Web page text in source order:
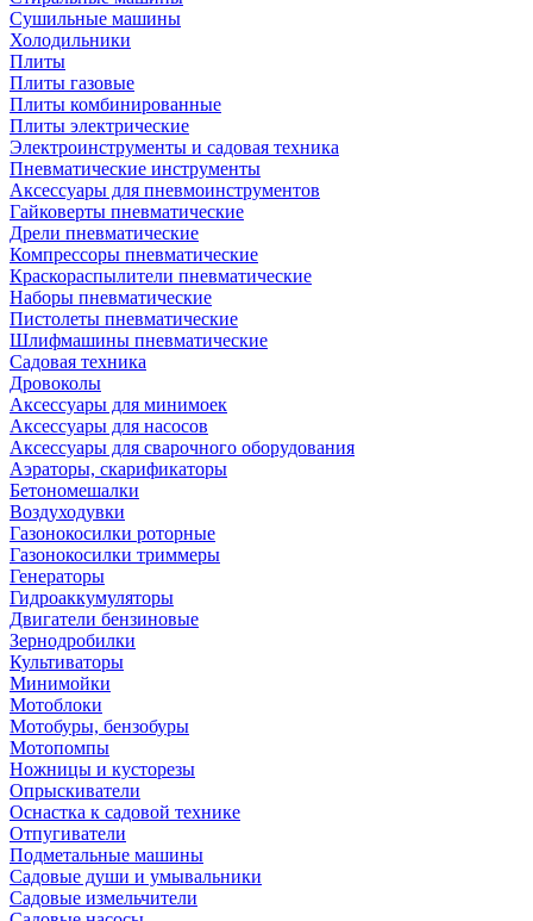
Сушильные машины
Холодильники
Плиты
Плиты газовые
Плиты комбинированные
Плиты электрические
Электроинструменты и садовая техника
Пневматические инструменты
Аксессуары для пневмоинструментов
Гайковерты пневматические
Дрели пневматические
Компрессоры пневматические
Краскораспылители пневматические
Наборы пневматические
Пистолеты пневматические
Шлифмашины пневматические
Садовая техника
Дровоколы
Аксессуары для минимоек
Аксессуары для насосов
Аксессуары для сварочного оборудования
Аэраторы, скарификаторы
Бетономешалки
Воздуходувки
Газонокосилки роторные
Газонокосилки триммеры
Генераторы
Гидроаккумуляторы
Двигатели бензиновые
Зернодробилки
Культиваторы
Минимойки
Мотоблоки
Мотобуры, бензобуры
Мотопомпы
Ножницы и кусторезы
Опрыскиватели
Оснастка к садовой технике
Отпугиватели
Подметальные машины
Садовые души и умывальники
Садовые измельчители